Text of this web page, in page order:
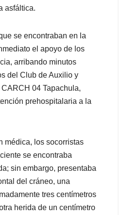
asfáltica.
se encontraban en la
el apoyo de los
arribando minutos
del Club de Auxilio y
04 Tapachula,
prehospitalaria a la
médica, los socorristas
se encontraba
sin embargo, presentaba
del cráneo, una
tres centímetros
herida de un centímetro